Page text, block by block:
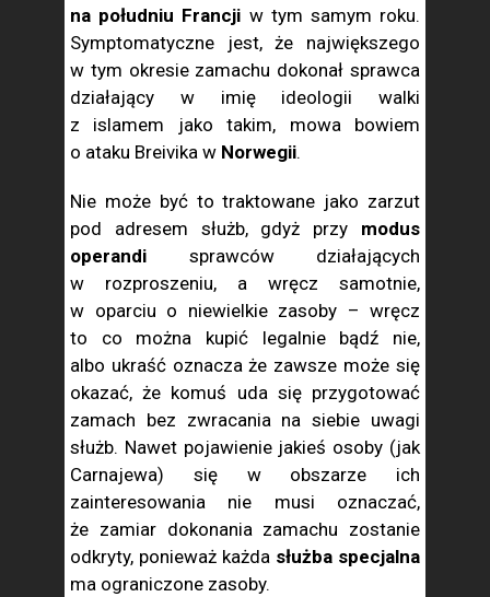
na południu Francji w tym samym roku.
Symptomatyczne jest, że największego
w tym okresie zamachu dokonał sprawca
działający w imię ideologii walki
z islamem jako takim, mowa bowiem
o ataku Breivika w Norwegii.
Nie może być to traktowane jako zarzut
pod adresem służb, gdyż przy modus
operandi sprawców działających
w rozproszeniu, a wręcz samotnie,
w oparciu o niewielkie zasoby – wręcz
to co można kupić legalnie bądź nie,
albo ukraść oznacza że zawsze może się
okazać, że komuś uda się przygotować
zamach bez zwracania na siebie uwagi
służb. Nawet pojawienie jakieś osoby (jak
Carnajewa) się w obszarze ich
zainteresowania nie musi oznaczać,
że zamiar dokonania zamachu zostanie
odkryty, ponieważ każda służba specjalna
ma ograniczone zasoby.